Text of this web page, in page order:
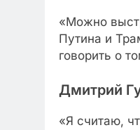
«Можно
Путина и
говорить о
Дмитрий
«Я считаю,